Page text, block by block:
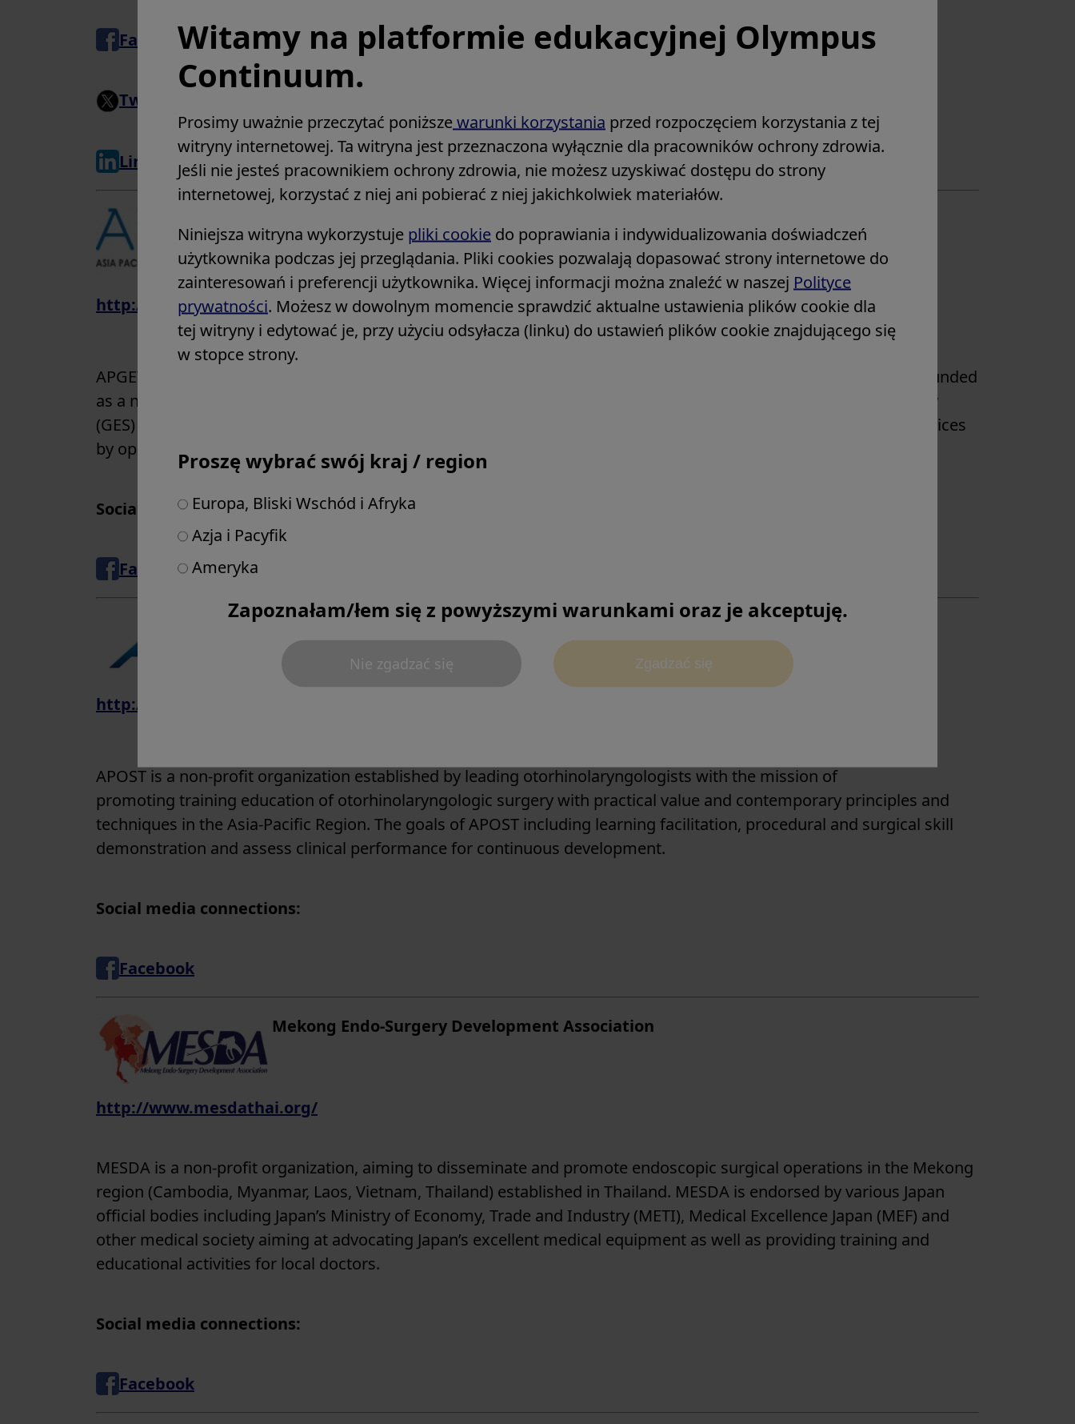
Facebook
Twitter
LinkedIn
http://www.apget.org/
APGET promotes and develops training and education programs for gynaecological endoscopy surgery. It was founded
as a non- profit organization by a group of internationally renowned experts in gynaecological endoscopic surgery
(GES) from the Asia Pacific region. Our goal is to assist gynecologists in enhancing skills and promoting best practices
by operating gynaecological endoscopy training courses across the Asia Pacific region.
Social media connections:
Facebook
Asia Pacific Otorhinolarynglologic Surgical Training Group
http://www.apost-ent.org/
APOST is a non-profit organization established by leading otorhinolaryngologists with the mission of
promoting training education of otorhinolaryngologic surgery with practical value and contemporary principles and
techniques in the Asia-Pacific Region. The goals of APOST including learning facilitation, procedural and surgical skill
demonstration and assess clinical performance for continuous development.
Social media connections:
Facebook
Mekong Endo-Surgery Development Association
http://www.mesdathai.org/
MESDA is a non-profit organization, aiming to disseminate and promote endoscopic surgical operations in the Mekong
region (Cambodia, Myanmar, Laos, Vietnam, Thailand) established in Thailand. MESDA is endorsed by various Japan
official bodies including Japan’s Ministry of Economy, Trade and Industry (METI), Medical Excellence Japan (MEF) and
other medical society aiming at advocating Japan’s excellent medical equipment as well as providing training and
educational activities for local doctors.
Social media connections:
Facebook
Witamy na platformie edukacyjnej Olympus
Continuum.
Prosimy uważnie przeczytać poniższewarunki korzystania przed rozpoczęciem korzystania z tej
witryny internetowej. Ta witryna jest przeznaczona wyłącznie dla pracowników ochrony zdrowia.
Jeśli nie jesteś pracownikiem ochrony zdrowia, nie możesz uzyskiwać dostępu do strony
internetowej, korzystać z niej ani pobierać z niej jakichkolwiek materiałów.
Niniejsza witryna wykorzystuje pliki cookie do poprawiania i indywidualizowania doświadczeń
użytkownika podczas jej przeglądania. Pliki cookies pozwalają dopasować strony internetowe do
zainteresowań i preferencji użytkownika. Więcej informacji można znaleźć w naszej Polityce
prywatności. Możesz w dowolnym momencie sprawdzić aktualne ustawienia plików cookie dla
tej witryny i edytować je, przy użyciu odsyłacza (linku) do ustawień plików cookie znajdującego się
w stopce strony.
Proszę wybrać swój kraj / region
Europa, Bliski Wschód i Afryka
Azja i Pacyfik
Ameryka
Zapoznałam/łem się z powyższymi warunkami oraz je akceptuję.
Nie zgadzać się Zgadzać się